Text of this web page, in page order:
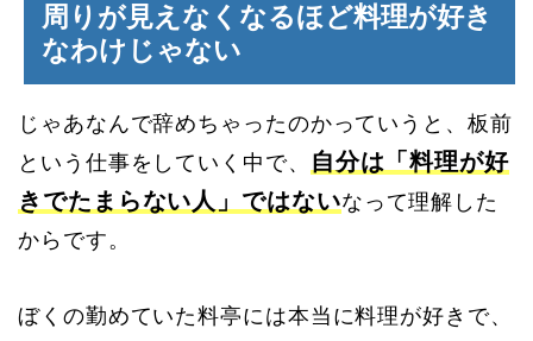
周りが見えなくなるほど料理が好き
なわけじゃない
じゃあなんで辞めちゃったのかっていうと、板前
という仕事をしていく中で、
自分は「料理が好
きでたまらない人」ではないなって理解した
からです。
ぼくの勤めていた料亭には本当に料理が好きで、